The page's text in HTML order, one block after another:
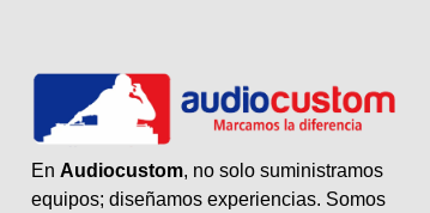
En Audiocustom, no solo suministramos
equipos; diseñamos experiencias. Somos